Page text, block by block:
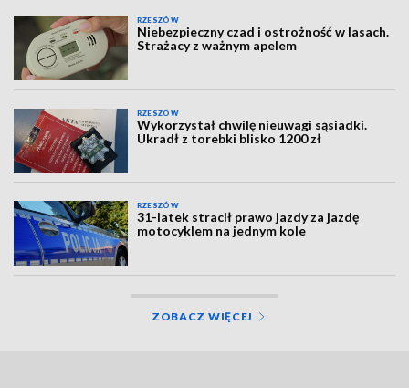
RZESZÓW
Niebezpieczny czad i ostrożność w lasach.
Strażacy z ważnym apelem
RZESZÓW
Wykorzystał chwilę nieuwagi sąsiadki.
Ukradł z torebki blisko 1200 zł
RZESZÓW
31-latek stracił prawo jazdy za jazdę
motocyklem na jednym kole
ZOBACZ WIĘCEJ